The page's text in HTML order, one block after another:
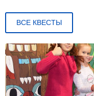
ВСЕ КВЕСТЫ